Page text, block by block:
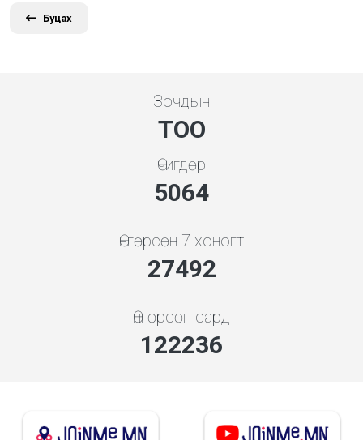
Буцах
Зочдын
ТОО
Өчигдөр
5648
Өнгөрсөн 7 хоногт
30664
Өнгөрсөн сард
136340